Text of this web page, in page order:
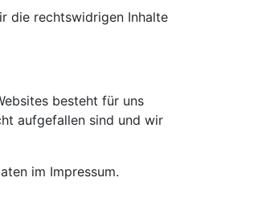
die rechtswidrigen Inhalte
besteht für uns
aufgefallen sind und wir
im Impressum.